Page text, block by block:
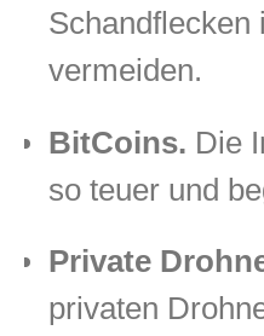
Schandflecken
vermeiden.
BitCoins. Die
so teuer und
Private
privaten